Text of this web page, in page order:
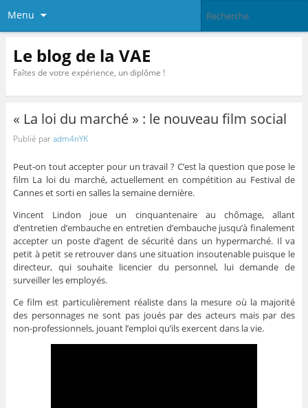
Menu
Le blog de la VAE
Faîtes de votre expérience, un diplôme !
« La loi du marché » : le nouveau film social
Publié paradm4nYK
Peut-on tout accepter pour un travail ? C’est la question que pose le
film La loi du marché, actuellement en compétition au Festival de
Cannes et sorti en salles la semaine dernière.
Vincent Lindon joue un cinquantenaire au chômage, allant
d’entretien d’embauche en entretien d’embauche jusqu’à finalement
accepter un poste d’agent de sécurité dans un hypermarché. Il va
petit à petit se retrouver dans une situation insoutenable puisque le
directeur, qui souhaite licencier du personnel, lui demande de
surveiller les employés.
Ce film est particulièrement réaliste dans la mesure où la majorité
des personnages ne sont pas joués par des acteurs mais par des
non-professionnels, jouant l’emploi qu’ils exercent dans la vie.